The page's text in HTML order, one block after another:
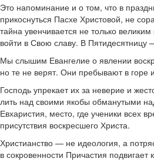
Это напоминание и о том, что в
прикоснуться Пасхе Христовой, не
тайна увенчивается не только
войти в Свою славу. В Пятидесятницу
Мы слышим Евангелие о явлении
но те не верят. Они пребывают в горе
Господь упрекает их за неверие и
лить над своими якобы обманутыми
Евхаристия, место, где ученики всех
присутствия воскресшего Христа.
Христианство — не идеология, а
в сокровенности Причастия